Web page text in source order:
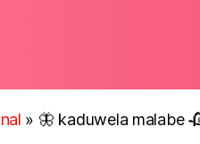
» 🦋 kaduwela malabe